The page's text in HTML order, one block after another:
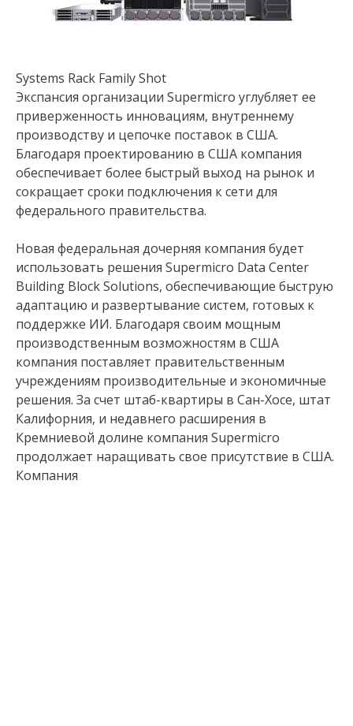
Systems Rack Family Shot
Экспансия организации Supermicro углубляет ее
приверженность инновациям, внутреннему
производству и цепочке поставок в США.
Благодаря проектированию в США компания
обеспечивает более быстрый выход на рынок и
сокращает сроки подключения к сети для
федерального правительства.
Новая федеральная дочерняя компания будет
использовать решения Supermicro Data Center
Building Block Solutions, обеспечивающие быструю
адаптацию и развертывание систем, готовых к
поддержке ИИ. Благодаря своим мощным
производственным возможностям в США
компания поставляет правительственным
учреждениям производительные и экономичные
решения. За счет штаб-квартиры в Сан-Хосе, штат
Калифорния, и недавнего расширения в
Кремниевой долине компания Supermicro
продолжает наращивать свое присутствие в США.
Компания